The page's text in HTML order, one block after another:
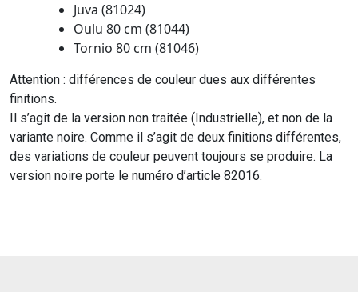
Juva (81024)
Oulu 80 cm (81044)
Tornio 80 cm (81046)
Attention : différences de couleur dues aux différentes
finitions.
Il s’agit de la version non traitée (Industrielle), et non de la
variante noire. Comme il s’agit de deux finitions différentes,
des variations de couleur peuvent toujours se produire. La
version noire porte le numéro d’article 82016.